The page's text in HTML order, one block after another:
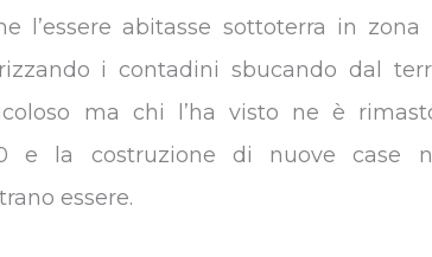
l’essere abitasse sottoterra in zona
i contadini sbucando dal
ma chi l’ha visto ne è
e la costruzione di nuove case
essere.